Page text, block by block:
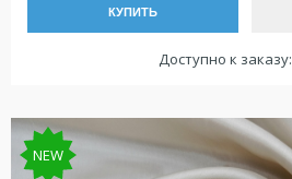
КУПИТЬ
Доступно к
NEW